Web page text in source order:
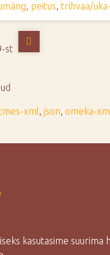
, peitus, trihvaa/
st
xml, json, omeka-
kasutasime suurima